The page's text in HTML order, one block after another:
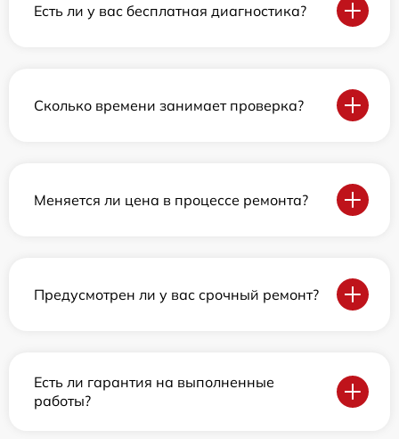
Есть ли у вас бесплатная диагностика?
Сколько времени занимает проверка?
Меняется ли цена в процессе ремонта?
Предусмотрен ли у вас срочный ремонт?
Есть ли гарантия на выполненные
работы?